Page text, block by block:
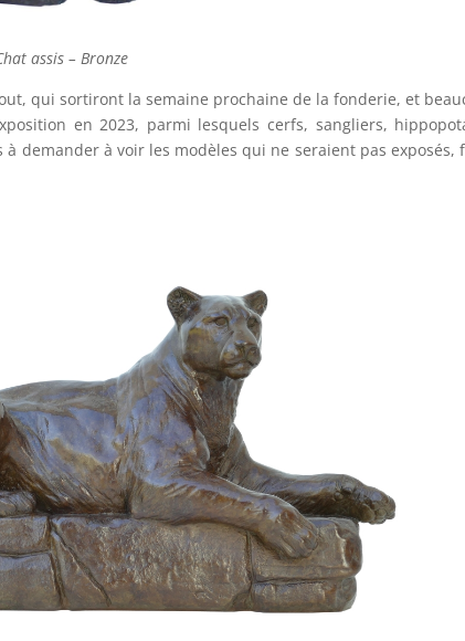
assis – Bronze
qui sortiront la semaine prochaine de la fonderie, et
en 2023, parmi lesquels cerfs, sangliers,
demander à voir les modèles qui ne seraient pas exposés,